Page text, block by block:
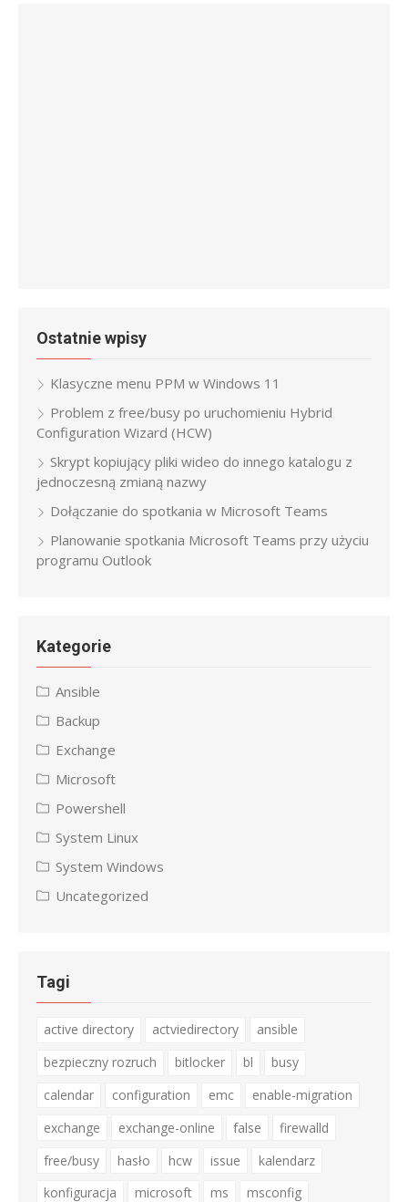
Ostatnie wpisy
Klasyczne menu PPM w Windows 11
Problem z free/busy po uruchomieniu Hybrid
Configuration Wizard (HCW)
Skrypt kopiujący pliki wideo do innego katalogu z
jednoczesną zmianą nazwy
Dołączanie do spotkania w Microsoft Teams
Planowanie spotkania Microsoft Teams przy użyciu
programu Outlook
Kategorie
Ansible
Backup
Exchange
Microsoft
Powershell
System Linux
System Windows
Uncategorized
Tagi
active directory actviedirectory
ansible
bezpieczny rozruch
bitlocker bl
busy
calendar
configuration emc
enable-migration
exchange
exchange-online false
firewalld
free/busy
hasło hcw issue
kalendarz
konfiguracja
microsoft ms msconfig